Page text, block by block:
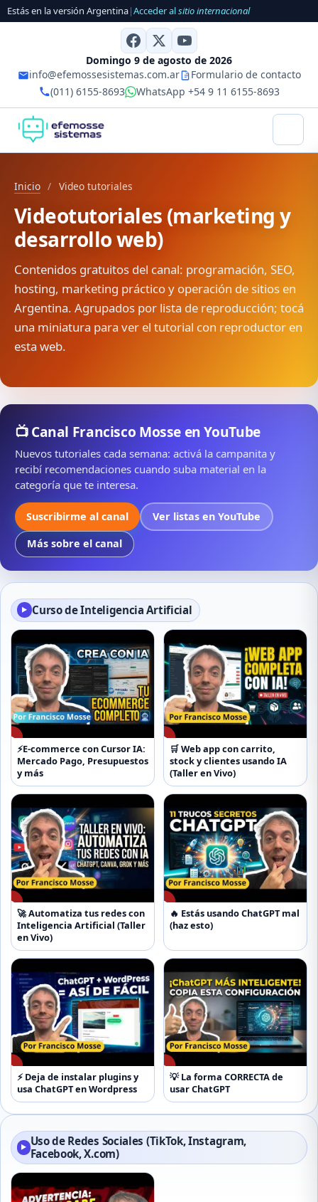
Estás en la versión Argentina|Acceder alsitio internacional
Domingo 9 de agosto de 2026
info@efemossesistemas.com.ar
Formulario de contacto
(011) 6155-8693
WhatsApp +54 9 11 6155-8693
Inicio / Video tutoriales
Videotutoriales (marketing y
desarrollo web)
Contenidos gratuitos del canal: programación, SEO,
hosting, marketing práctico y operación de sitios en
Argentina. Agrupados por lista de reproducción; tocá
una miniatura para ver el tutorial con reproductor en
esta web.
📺 Canal Francisco Mosse en YouTube
Nuevos tutoriales cada semana: activá la campanita y
recibí recomendaciones cuando suba material en la
categoría que te interesa.
Suscribirme al canal Ver listas en YouTube
Más sobre el canal
▶ Curso de Inteligencia Artificial
▶
⚡E-commerce con Cursor IA:
Mercado Pago, Presupuestos
y más
▶
🛒 Web app con carrito,
stock y clientes usando IA
(Taller en Vivo)
▶
🚀 Automatiza tus redes con
Inteligencia Artificial (Taller
en Vivo)
▶
🔥 Estás usando ChatGPT mal
(haz esto)
▶
⚡ Deja de instalar plugins y
usa ChatGPT en Wordpress
▶
💡 La forma CORRECTA de
usar ChatGPT
▶ Uso de Redes Sociales (TikTok, Instagram,
Facebook, X.com)